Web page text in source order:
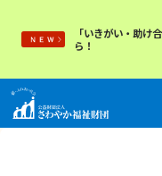
「いきがい・助け
ら！